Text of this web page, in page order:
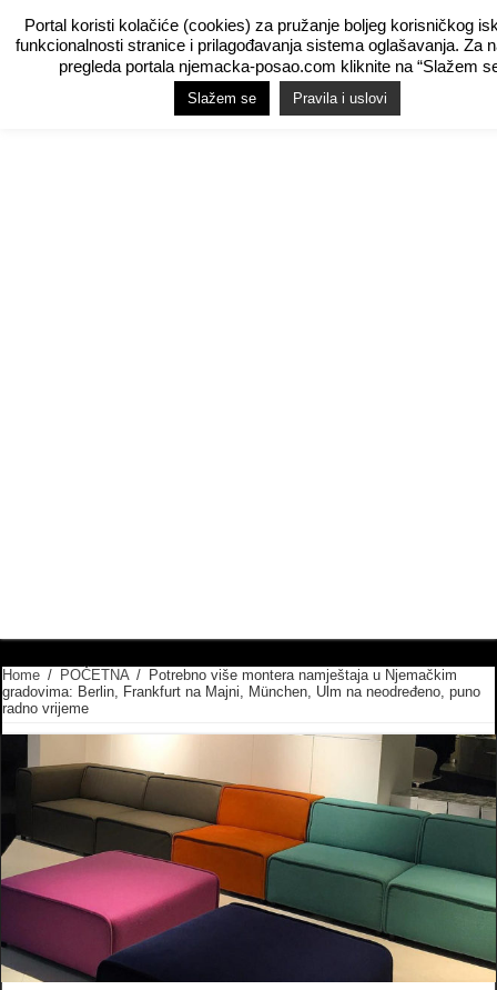
Home / POČETNA / Potrebno više montera namještaja u Njemačkim
gradovima: Berlin, Frankfurt na Majni, München, Ulm na neodređeno, puno
radno vrijeme
Portal koristi kolačiće (cookies) za pružanje boljeg korisničkog
funkcionalnosti stranice i prilagođavanja sistema oglašavanja. Za
pregleda portala njemacka-posao.com kliknite na “Slažem
Slažem se Pravila i uslovi